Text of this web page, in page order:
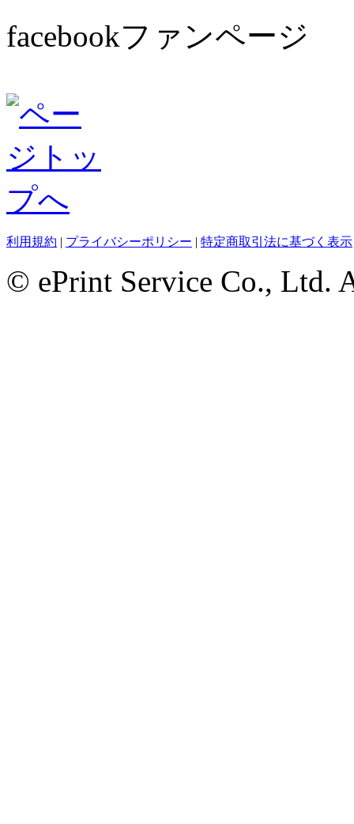
facebookファンページ
利用規約 プライバシーポリシー 特定商取引法に基づく表示
© ePrint Service Co., Ltd.